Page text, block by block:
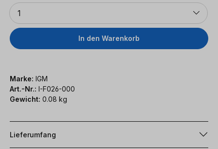
Anzahl
1
In den Warenkorb
Marke: IGM
Art.-Nr.: I-F026-000
Gewicht: 0.08 kg
Lieferumfang